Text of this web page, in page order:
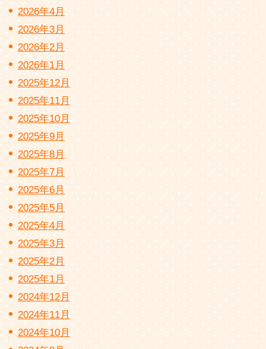
2026年4月
2026年3月
2026年2月
2026年1月
2025年12月
2025年11月
2025年10月
2025年9月
2025年8月
2025年7月
2025年6月
2025年5月
2025年4月
2025年3月
2025年2月
2025年1月
2024年12月
2024年11月
2024年10月